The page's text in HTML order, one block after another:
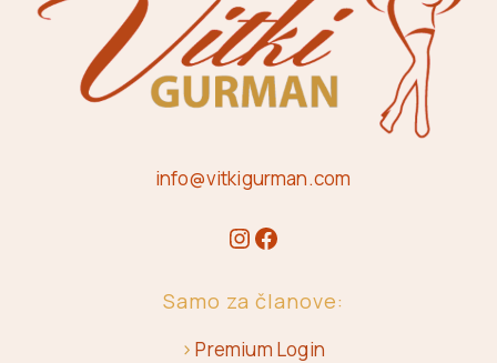
info@vitkigurman.com
Samo za članove:
>Premium Login